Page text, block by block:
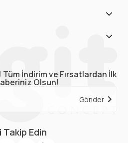
İndirim ve Fırsatlardan İlk
Olsun!
Gönder
Takip Edin